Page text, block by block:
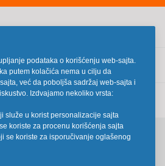
podataka o korišćenju web-sajta.
putem kolačića nema u cilju da
već da poboljša sadržaj web-sajta i
Izdvajamo nekoliko vrsta:
služe u korist personalizacije sajta
koriste za procenu korišćenja sajta
se koriste za isporučivanje oglašenog